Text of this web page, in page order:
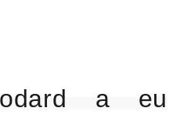
a eu